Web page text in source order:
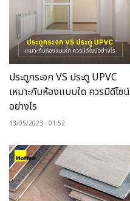
ประตูกระจก VS ประตู UPVC
เหมาะกับห้องเเบบใด ควรมีดีไซน์
อย่างไร
13/05/2023 01:52